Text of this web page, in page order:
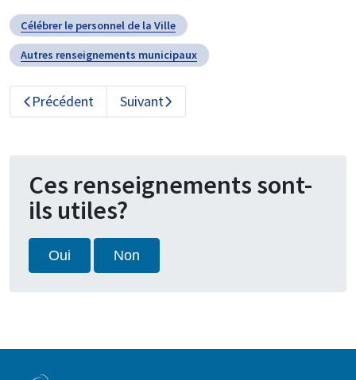
Célébrer le personnel de la Ville
Autres renseignements municipaux
Précédent Suivant
Ces renseignements sont-
ils utiles?
Oui Non